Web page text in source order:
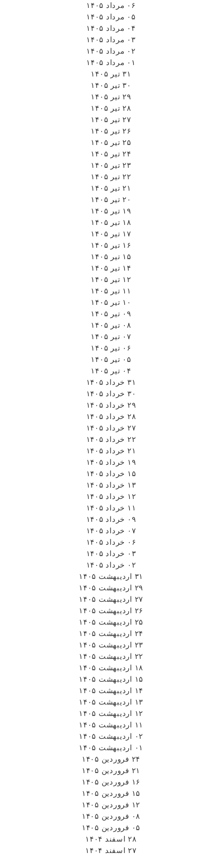
۰۶ مرداد ۱۴۰۵
۰۵ مرداد ۱۴۰۵
۰۴ مرداد ۱۴۰۵
۰۳ مرداد ۱۴۰۵
۰۲ مرداد ۱۴۰۵
۰۱ مرداد ۱۴۰۵
۳۱ تیر ۱۴۰۵
۳۰ تیر ۱۴۰۵
۲۹ تیر ۱۴۰۵
۲۸ تیر ۱۴۰۵
۲۷ تیر ۱۴۰۵
۲۶ تیر ۱۴۰۵
۲۵ تیر ۱۴۰۵
۲۴ تیر ۱۴۰۵
۲۳ تیر ۱۴۰۵
۲۲ تیر ۱۴۰۵
۲۱ تیر ۱۴۰۵
۲۰ تیر ۱۴۰۵
۱۹ تیر ۱۴۰۵
۱۸ تیر ۱۴۰۵
۱۷ تیر ۱۴۰۵
۱۶ تیر ۱۴۰۵
۱۵ تیر ۱۴۰۵
۱۴ تیر ۱۴۰۵
۱۲ تیر ۱۴۰۵
۱۱ تیر ۱۴۰۵
۱۰ تیر ۱۴۰۵
۰۹ تیر ۱۴۰۵
۰۸ تیر ۱۴۰۵
۰۷ تیر ۱۴۰۵
۰۶ تیر ۱۴۰۵
۰۵ تیر ۱۴۰۵
۰۴ تیر ۱۴۰۵
۳۱ خرداد ۱۴۰۵
۳۰ خرداد ۱۴۰۵
۲۹ خرداد ۱۴۰۵
۲۸ خرداد ۱۴۰۵
۲۷ خرداد ۱۴۰۵
۲۲ خرداد ۱۴۰۵
۲۱ خرداد ۱۴۰۵
۱۹ خرداد ۱۴۰۵
۱۵ خرداد ۱۴۰۵
۱۳ خرداد ۱۴۰۵
۱۲ خرداد ۱۴۰۵
۱۱ خرداد ۱۴۰۵
۰۹ خرداد ۱۴۰۵
۰۷ خرداد ۱۴۰۵
۰۶ خرداد ۱۴۰۵
۰۳ خرداد ۱۴۰۵
۰۲ خرداد ۱۴۰۵
۳۱ اردیبهشت ۱۴۰۵
۲۹ اردیبهشت ۱۴۰۵
۲۷ اردیبهشت ۱۴۰۵
۲۶ اردیبهشت ۱۴۰۵
۲۵ اردیبهشت ۱۴۰۵
۲۴ اردیبهشت ۱۴۰۵
۲۳ اردیبهشت ۱۴۰۵
۲۲ اردیبهشت ۱۴۰۵
۱۸ اردیبهشت ۱۴۰۵
۱۵ اردیبهشت ۱۴۰۵
۱۴ اردیبهشت ۱۴۰۵
۱۳ اردیبهشت ۱۴۰۵
۱۲ اردیبهشت ۱۴۰۵
۱۱ اردیبهشت ۱۴۰۵
۰۲ اردیبهشت ۱۴۰۵
۰۱ اردیبهشت ۱۴۰۵
۲۴ فروردین ۱۴۰۵
۲۱ فروردین ۱۴۰۵
۱۶ فروردین ۱۴۰۵
۱۵ فروردین ۱۴۰۵
۱۲ فروردین ۱۴۰۵
۰۸ فروردین ۱۴۰۵
۰۵ فروردین ۱۴۰۵
۲۸ اسفند ۱۴۰۴
۲۷ اسفند ۱۴۰۴